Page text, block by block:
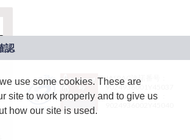
JASRAC許諾番号：
9024936001Y45037
JASRAC許諾番号：
use some cookies. These are
site to work properly and to give us
how our site is used.